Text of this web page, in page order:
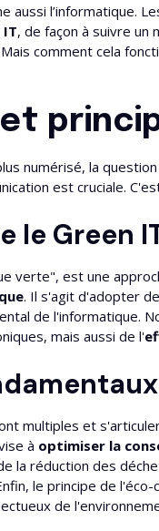
aussi l’informatique.
, de façon à suivre un
comment cela
numérisé, la
est cruciale.
le Green
verte", est une
. Il s'agit d'adopter
de l'informatique.
mais aussi de l'
multiples et
à optimiser la
la réduction des
le principe de
de